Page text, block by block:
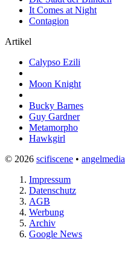
It Comes at Night
Contagion
Artikel
Calypso Ezili
Moon Knight
Bucky Barnes
Guy Gardner
Metamorpho
Hawkgirl
© 2026 scifiscene • angelmedia
Impressum
Datenschutz
AGB
Werbung
Archiv
Google News